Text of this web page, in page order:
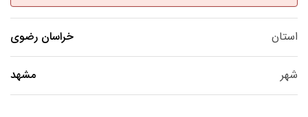
استان خراسان رضوی
شهر مشهد